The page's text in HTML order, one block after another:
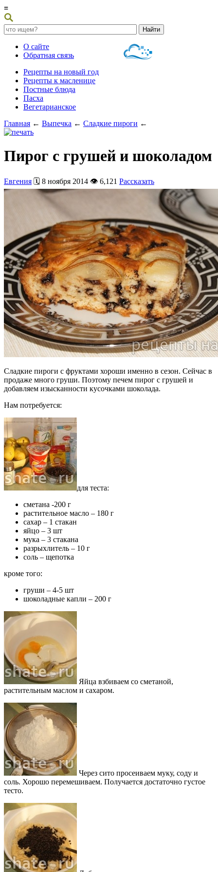
≡
О сайте
Обратная связь
Рецепты на новый год
Рецепты к масленице
Постные блюда
Пасха
Вегетарианское
Главная ← Выпечка ← Сладкие пироги ←
Пирог с грушей и шоколадом
Евгения 🗓️ 8 ноября 2014 👁️ 6,121 Рассказать
Сладкие пироги с фруктами хороши именно в сезон. Сейчас в
продаже много груши. Поэтому печем пирог с грушей и
добавляем изысканности кусочками шоколада.
Нам потребуется:
для теста:
сметана -200 г
растительное масло – 180 г
сахар – 1 стакан
яйцо – 3 шт
мука – 3 стакана
разрыхлитель – 10 г
соль – щепотка
кроме того:
груши – 4-5 шт
шоколадные капли – 200 г
Яйца взбиваем со сметаной,
растительным маслом и сахаром.
Через сито просеиваем муку, соду и
соль. Хорошо перемешиваем. Получается достаточно густое
тесто.